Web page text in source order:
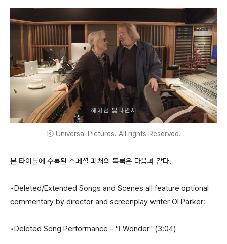
ⓒ Universal Pictures. All rights Reserved.
본 타이틀에 수록된 스페셜 피처의 목록은 다음과 같다.
•Deleted/Extended Songs and Scenes all feature optional
commentary by director and screenplay writer Ol Parker:
•Deleted Song Performance - "I Wonder" (3:04)